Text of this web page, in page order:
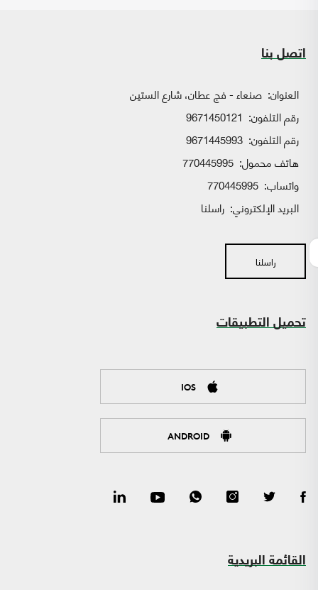
اتصل بنا
العنوان: صنعاء - فج عطان، شارع الستين
رقم التلفون: 9671450121
رقم التلفون: 9671445993
هاتف محمول: 770445995
واتساب:
البريد الإلكتروني: راسلنا
راسلنا
تحميل التطبيقات
IOS
ANDROID
القائمة البريدية